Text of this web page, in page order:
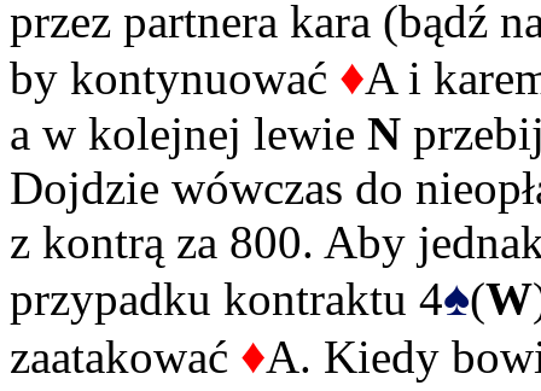
przez partnera kara (bądź
by kontynuować ♦A i
a w kolejnej lewie N
Dojdzie wówczas do
z kontrą za 800. Aby
przypadku kontraktu 4♠(W
zaatakować ♦A. Kiedy